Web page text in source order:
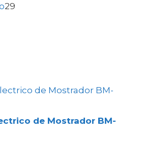
29
de Mostrador BM-